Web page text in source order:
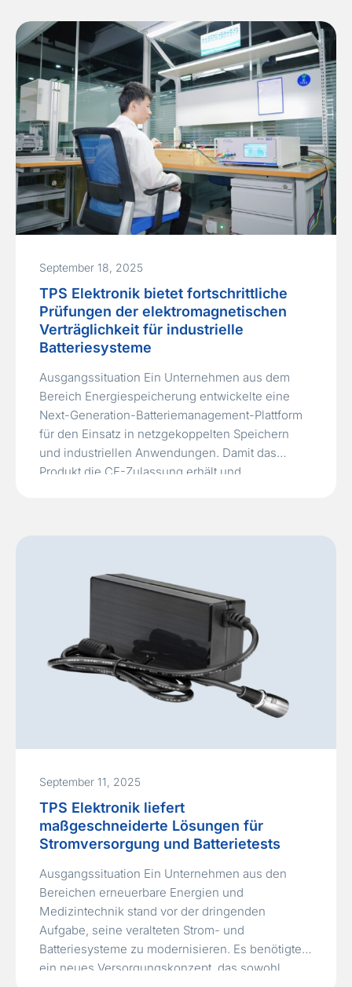
zudem mehrere Einheiten als fehlerhaft
eingestuft. Der Kunde benötigte: Besondere
Herausforderungen Unsere…Read More »
September 18, 2025
TPS Elektronik bietet fortschrittliche
Prüfungen der elektromagnetischen
Verträglichkeit für industrielle
Batteriesysteme
Ausgangssituation Ein Unternehmen aus dem
Bereich Energiespeicherung entwickelte eine
Next-Generation-Batteriemanagement-Plattform
für den Einsatz in netzgekoppelten Speichern
und industriellen Anwendungen. Damit das
Produkt die CE-Zulassung erhält und
Prototyp ohne technische Dokumentation fiel bei
Read More »
September 11, 2025
TPS Elektronik liefert
maßgeschneiderte Lösungen für
Stromversorgung und Batterietests
Ausgangssituation Ein Unternehmen aus den
Bereichen erneuerbare Energien und
Medizintechnik stand vor der dringenden
Aufgabe, seine veralteten Strom- und
Batteriesysteme zu modernisieren. Es benötigte
ein neues Versorgungskonzept, das sowohl